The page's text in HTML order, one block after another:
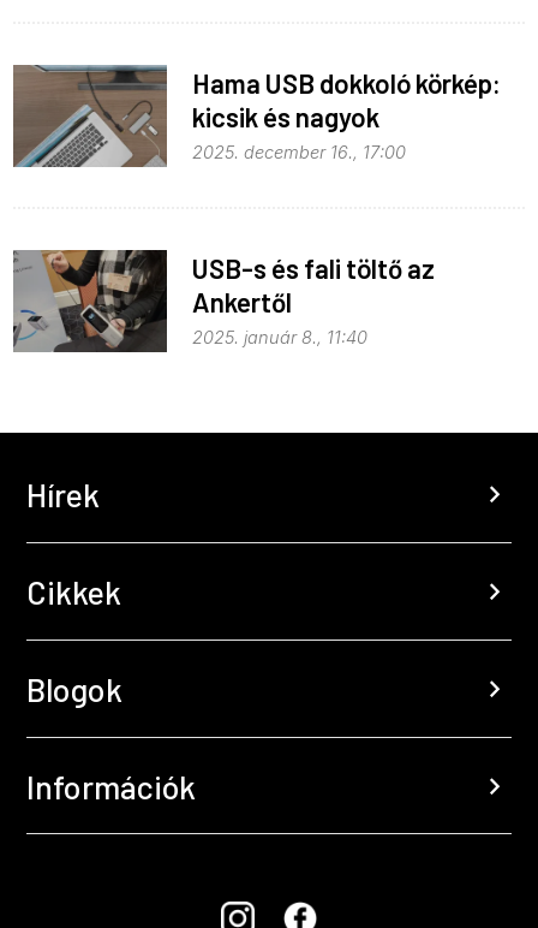
Hama USB dokkoló körkép:
kicsik és nagyok
2025. december 16., 17:00
USB-s és fali töltő az
Ankertől
2025. január 8., 11:40
Hírek chevron_right
Cikkek chevron_right
Blogok chevron_right
Információk chevron_right